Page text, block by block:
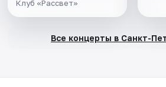
Клуб «Рассвет»
Все концерты в Санкт-